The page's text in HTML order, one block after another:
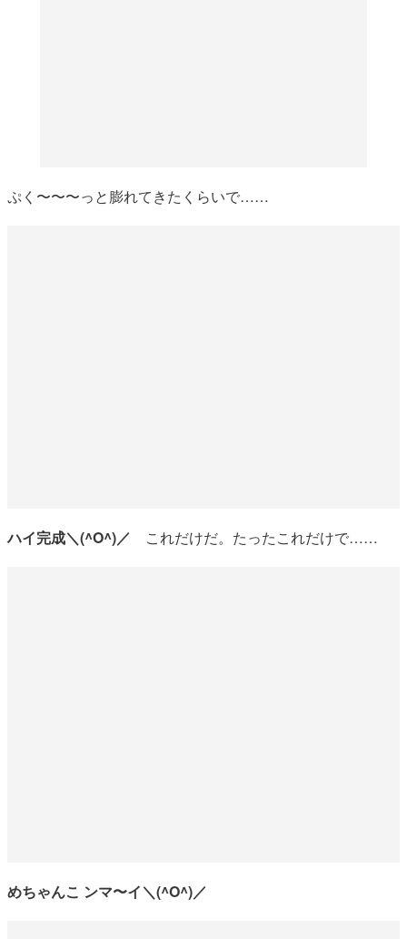
ぷく〜〜〜っと膨れてきたくらいで……
ハイ完成＼(^O^)／ これだけだ。たったこれだけで……
めちゃんこ ンマ〜イ＼(^O^)／